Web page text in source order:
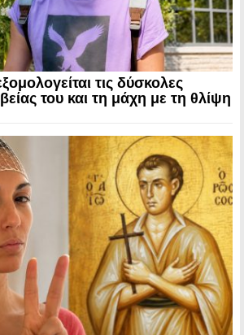
τις δύσκολες
του και τη μάχη με τη θλίψη